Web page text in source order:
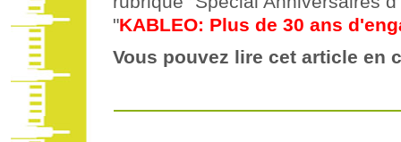
"KABLEO: Plus de 30 ans
Vous pouvez lire cet article en